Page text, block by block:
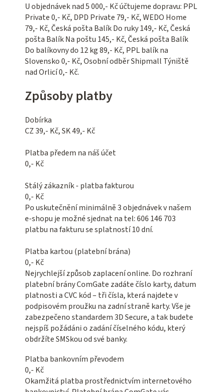
U objednávek nad 5 000,- Kč účtujeme dopravu: PPL
Private 0,- Kč, DPD Private 79,- Kč, WEDO Home
79,- Kč, Česká pošta Balík Do ruky 149,- Kč, Česká
pošta Balík Na poštu 145,- Kč, Česká pošta Balík
Do balíkovny do 12 kg 89,- Kč, PPL balík na
Slovensko 0,- Kč, Osobní odběr Shipmall Týniště
nad Orlicí 0,- Kč.
Způsoby platby
Dobírka
CZ 39,- Kč, SK 49,- Kč
Platba předem na náš účet
0,- Kč
Stálý zákazník - platba fakturou
0,- Kč
Po uskutečnění minimálně 3 objednávek v našem
e-shopu je možné sjednat na tel: 606 146 703
platbu na fakturu se splatností 10 dní.
Platba kartou (platební brána)
0,- Kč
Nejrychlejší způsob zaplacení online. Do rozhraní
platební brány ComGate zadáte číslo karty, datum
platnosti a CVC kód – tři čísla, která najdete v
podpisovém proužku na zadní straně karty. Vše je
zabezpečeno standardem 3D Secure, a tak budete
nejspíš požádáni o zadání číselného kódu, který
obdržíte SMSkou od své banky.
Platba bankovním převodem
0,- Kč
Okamžitá platba prostřednictvím internetového